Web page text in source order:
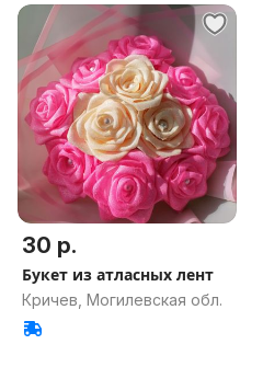
30 р.
Букет из атласных лент
Кричев, Могилевская обл.